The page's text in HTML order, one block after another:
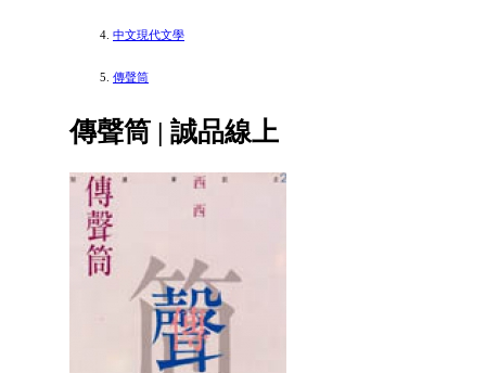
中文現代文學
傳聲筒
傳聲筒 | 誠品線上